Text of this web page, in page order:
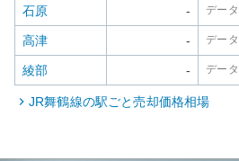
石原 - デー
高津 - デー
綾部 - デー
JR舞鶴線の駅ごと売却価格相場